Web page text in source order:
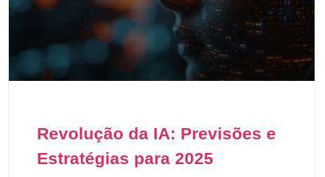
Revolução da IA: Previsões e
Estratégias para 2025